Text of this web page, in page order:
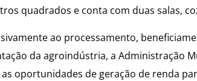
quadrados e conta com duas salas,
ao processamento,
da agroindústria, a Administração
oportunidades de geração de renda